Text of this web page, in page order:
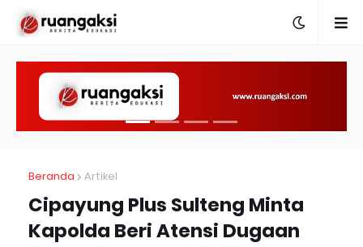
Beranda Artikel
Cipayung Plus Sulteng Minta
Kapolda Beri Atensi Dugaan